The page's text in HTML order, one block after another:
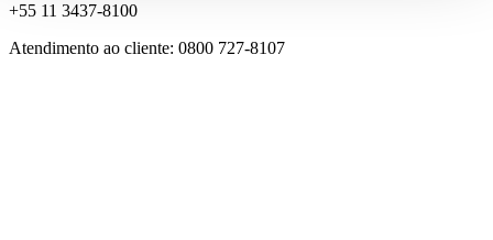
+55 11 3437-8100
Atendimento ao cliente: 0800 727-8107